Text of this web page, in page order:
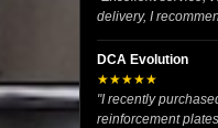
delivery, I
DCA Evolution
★★★★★
"I recently
reinforcement